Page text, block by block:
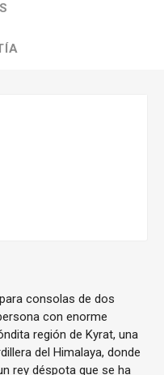
consolas de dos
con enorme
región de Kyrat, una
del Himalaya, donde
rey déspota que se ha